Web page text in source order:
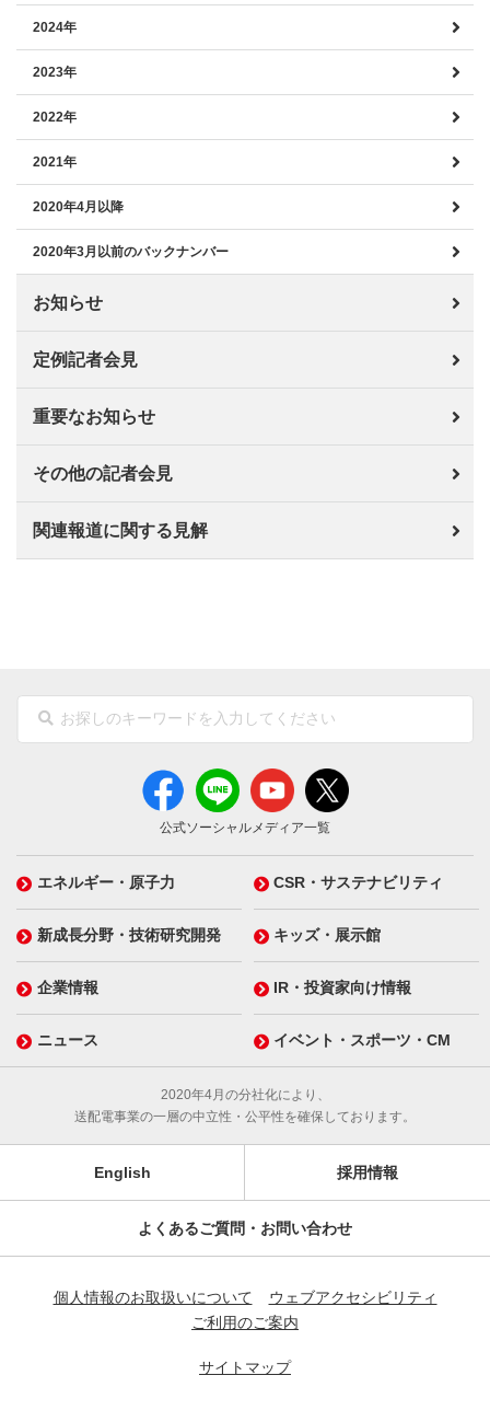
2024年
2023年
2022年
2021年
2020年4月以降
2020年3月以前のバックナンバー
お知らせ
定例記者会見
重要なお知らせ
その他の記者会見
関連報道に関する見解
公式ソーシャルメディア一覧
エネルギー・原子力 CSR・サステナビリティ
新成長分野・技術研究開発 キッズ・展示館
企業情報 IR・投資家向け情報
ニュース イベント・スポーツ・CM
2020年4月の分社化により、
送配電事業の一層の中立性・公平性を確保しております。
English 採用情報
よくあるご質問・お問い合わせ
個人情報のお取扱いについて
ウェブアクセシビリティ
ご利用のご案内
サイトマップ